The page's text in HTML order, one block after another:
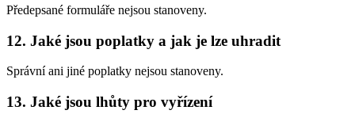
Předepsané formuláře nejsou stanoveny.
12. Jaké jsou poplatky a jak je lze uhradit
Správní ani jiné poplatky nejsou stanoveny.
13. Jaké jsou lhůty pro vyřízení